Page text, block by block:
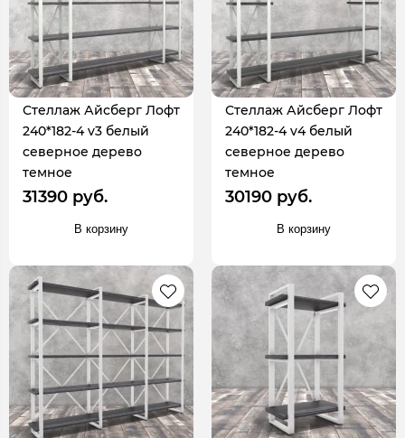
Стеллаж Айсберг Лофт
240*182-4 v3 белый
северное дерево
темное
31390 руб.
В корзину
Стеллаж Айсберг Лофт
240*182-4 v4 белый
северное дерево
темное
30190 руб.
В корзину